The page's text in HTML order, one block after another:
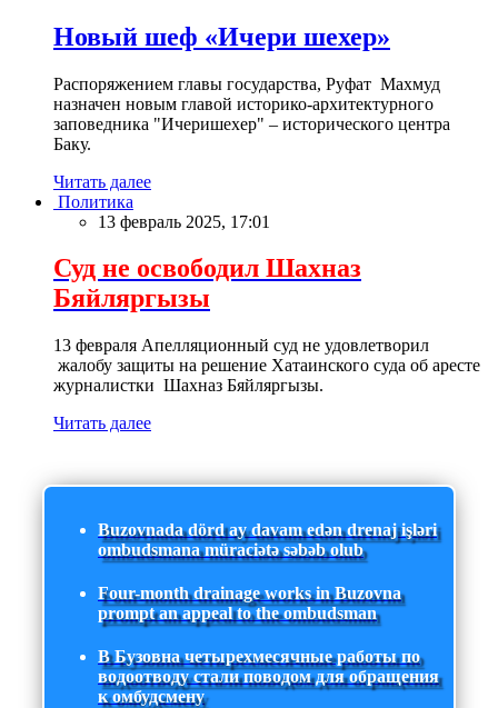
Новый шеф «Ичери шехер»
Распоряжением главы государства, Руфат Махмуд
назначен новым главой историко-архитектурного
заповедника "Ичеришехер" – исторического центра
Баку.
Читать далее
Политика
13 февраль 2025, 17:01
Суд не освободил Шахназ
Бяйляргызы
13 февраля Апелляционный суд не удовлетворил
жалобу защиты на решение Хатаинского суда об аресте
журналистки Шахназ Бяйляргызы.
Читать далее
Buzovnada dörd ay davam edən drenaj işləri
ombudsmana müraciətə səbəb olub
Four-month drainage works in Buzovna
prompt an appeal to the ombudsman
В Бузовна четырехмесячные работы по
водоотводу стали поводом для обращения
к омбудсмену